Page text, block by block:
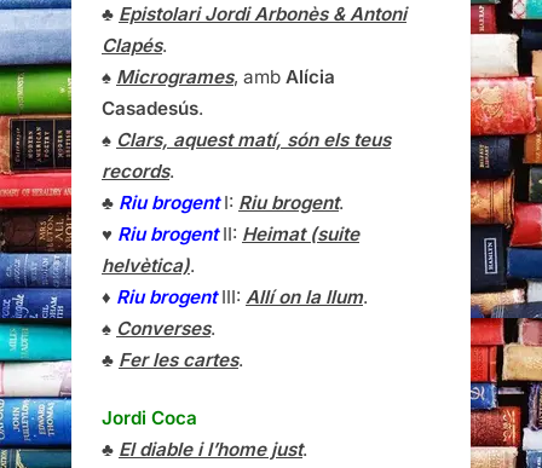
♣ Epistolari Jordi Arbonès & Antoni
Clapés.
♠ Microgrames, amb Alícia
Casadesús.
♠ Clars, aquest matí, són els teus
records.
♣ Riu brogentI: Riu brogent.
♥ Riu brogentII: Heimat (suite
helvètica).
♦ Riu brogentIII: Allí on la llum.
♠ Converses.
♣ Fer les cartes.
Jordi Coca
♣ El diable i l’home just.